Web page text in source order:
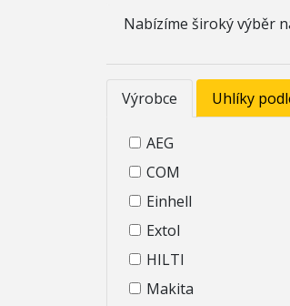
Nabízíme široký výběr
Výrobce Uhlíky
AEG
COM
Einhell
Extol
HILTI
Makita